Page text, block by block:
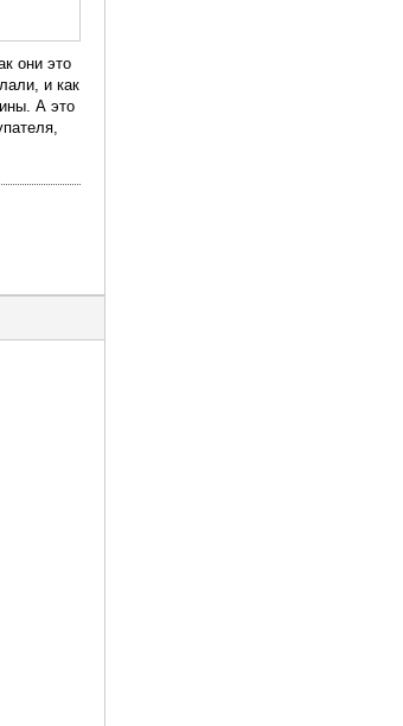
они это
и как
А это